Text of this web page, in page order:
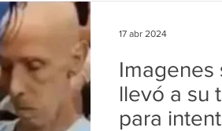
Imagenes
llevó a su
para
17 abr 2024